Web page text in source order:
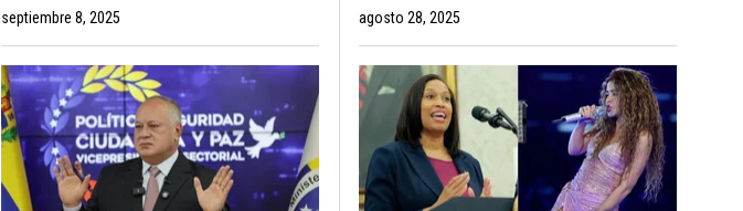
septiembre 8, 2025 agosto 28, 2025